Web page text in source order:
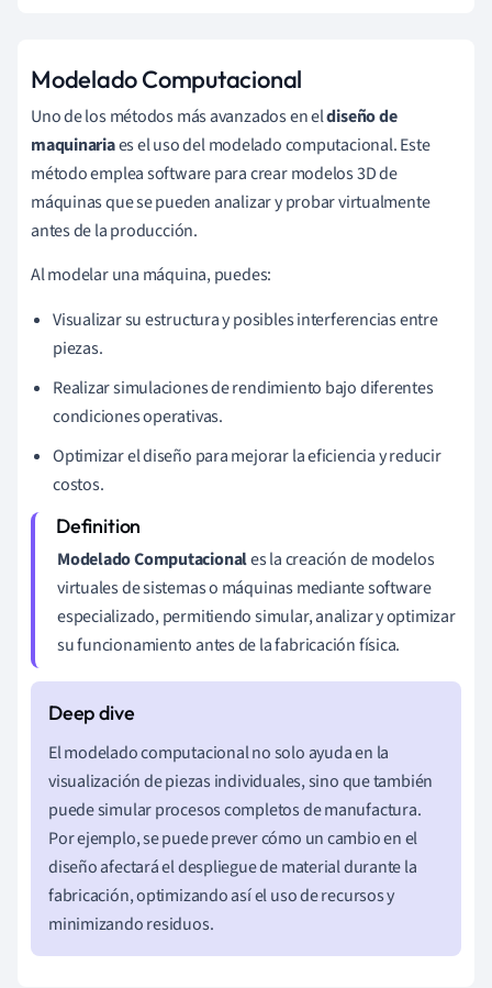
Modelado Computacional
Uno de los métodos más avanzados en eldiseño de
maquinariaes el uso del modelado computacional. Este
método emplea software para crear modelos 3D de
máquinas que se pueden analizar y probar virtualmente
antes de la producción.
Al modelar una máquina, puedes:
Visualizar su estructura y posibles interferencias entre
piezas.
Realizar simulaciones de rendimiento bajo diferentes
condiciones operativas.
Optimizar el diseño para mejorar la eficiencia y reducir
costos.
Modelado Computacionales la creación de modelos
virtuales de sistemas o máquinas mediante software
especializado, permitiendo simular, analizar y optimizar
su funcionamiento antes de la fabricación física.
El modelado computacional no solo ayuda en la
visualización de piezas individuales, sino que también
puede simular procesos completos de manufactura.
Por ejemplo, se puede prever cómo un cambio en el
diseño afectará el despliegue de material durante la
fabricación, optimizando así el uso de recursos y
minimizando residuos.